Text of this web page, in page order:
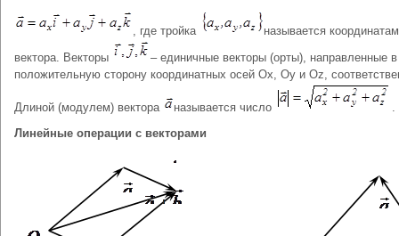
, где тройка
называется
вектора. Векторы
– единичные векторы (орты), направленные в
положительную сторону координатных осей Ox, Oy и Oz,
Длиной (модулем) вектора называется число
.
Линейные операции с векторами